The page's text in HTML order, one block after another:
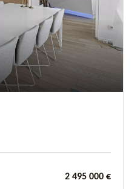
2 495 000 €